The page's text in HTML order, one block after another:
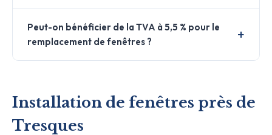
Peut-on bénéficier de la TVA à 5,5 % pour le
remplacement de fenêtres ?
Installation de fenêtres près de
Tresques